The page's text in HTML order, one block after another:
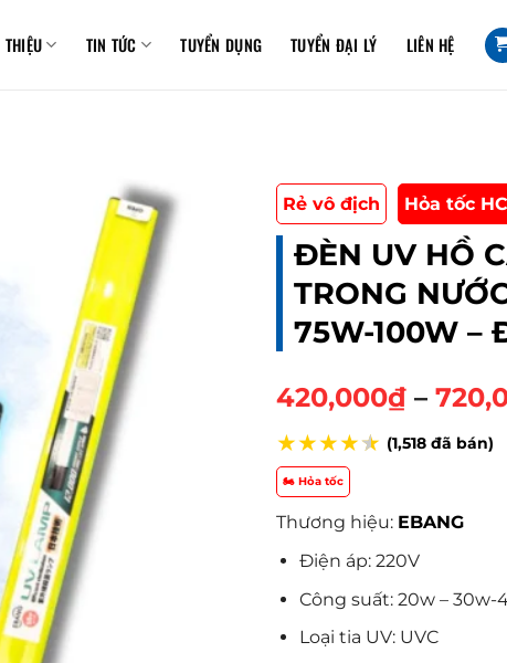
TIN TỨC TUYỂN DỤNG TUYỂN ĐẠI LÝ LIÊN HỆ
Rẻ vô địch Hỏa tốc
ĐÈN UV HỒ
TRONG
75W-100W –
420,000₫ –
★★★★★ (1,518 đã bán)
🏍️ Hỏa tốc
Thương hiệu: EBANG
Điện áp: 220V
Công suất: 20w – 30w-
Loại tia UV: UVC